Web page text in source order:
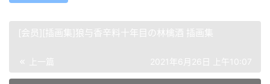
[会员][插画集]狼与香辛料十年目の林檎酒 插画集
上一篇 2021年6月26日 上午10:07